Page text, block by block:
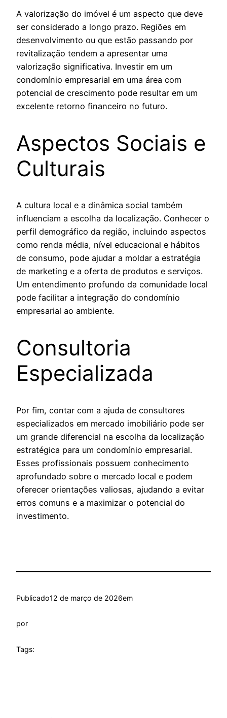
A valorização do imóvel é um aspecto que deve
ser considerado a longo prazo. Regiões em
desenvolvimento ou que estão passando por
revitalização tendem a apresentar uma
valorização significativa. Investir em um
condomínio empresarial em uma área com
potencial de crescimento pode resultar em um
excelente retorno financeiro no futuro.
Aspectos Sociais e
Culturais
A cultura local e a dinâmica social também
influenciam a escolha da localização. Conhecer o
perfil demográfico da região, incluindo aspectos
como renda média, nível educacional e hábitos
de consumo, pode ajudar a moldar a estratégia
de marketing e a oferta de produtos e serviços.
Um entendimento profundo da comunidade local
pode facilitar a integração do condomínio
empresarial ao ambiente.
Consultoria
Especializada
Por fim, contar com a ajuda de consultores
especializados em mercado imobiliário pode ser
um grande diferencial na escolha da localização
estratégica para um condomínio empresarial.
Esses profissionais possuem conhecimento
aprofundado sobre o mercado local e podem
oferecer orientações valiosas, ajudando a evitar
erros comuns e a maximizar o potencial do
investimento.
Publicado12 de março de 2026em
por
Tags: